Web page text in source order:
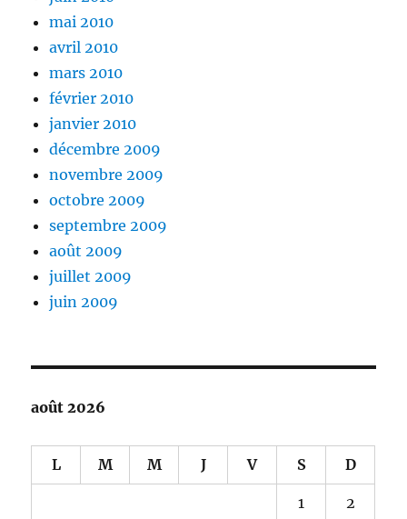
mai 2010
avril 2010
mars 2010
février 2010
janvier 2010
décembre 2009
novembre 2009
octobre 2009
septembre 2009
août 2009
juillet 2009
juin 2009
août 2026
L M M J V S D
1 2